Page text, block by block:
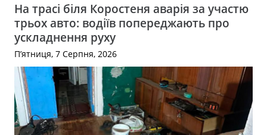
На трасі біля Коростеня аварія за участю
трьох авто: водіїв попереджають про
ускладнення руху
П’ятниця, 7 Серпня, 2026